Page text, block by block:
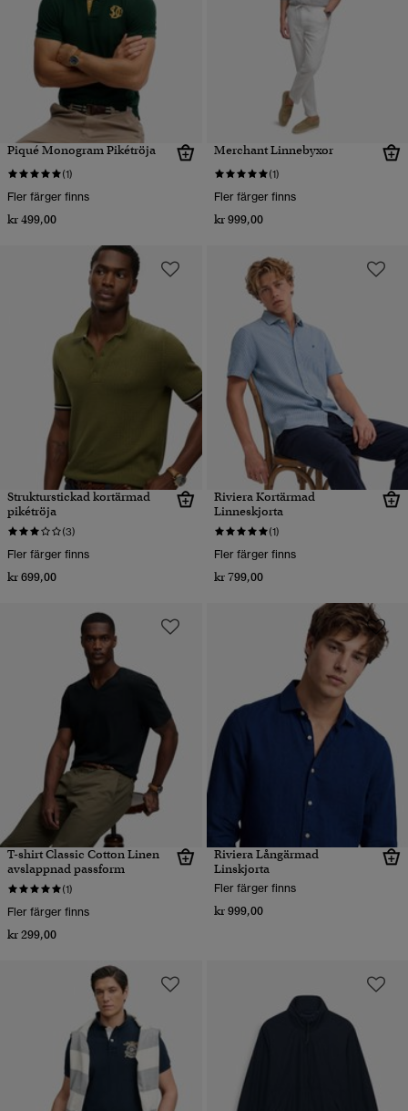
Piqué Monogram Pikétröja
(1)
Fler färger finns
kr 499,00
Merchant Linnebyxor
(1)
Fler färger finns
kr 999,00
Strukturstickad kortärmad
pikétröja
(3)
Fler färger finns
kr 699,00
Riviera Kortärmad
Linneskjorta
(1)
Fler färger finns
kr 799,00
T-shirt Classic Cotton Linen
avslappnad passform
(1)
Fler färger finns
kr 299,00
Riviera Långärmad
Linskjorta
Fler färger finns
kr 999,00